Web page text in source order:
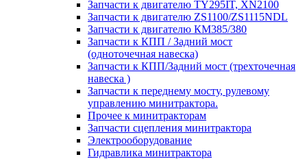
Запчасти к двигателю TY295IT, XN2100
Запчасти к двигателю ZS1100/ZS1115NDL
Запчасти к двигателю КМ385/380
Запчасти к КПП / Задний мост
(одноточечная навеска)
Запчасти к КПП/Задний мост (трехточечная
навеска )
Запчасти к переднему мосту, рулевому
управлению минитрактора.
Прочее к минитракторам
Запчасти сцепления минитрактора
Электрооборудование
Гидравлика минитрактора